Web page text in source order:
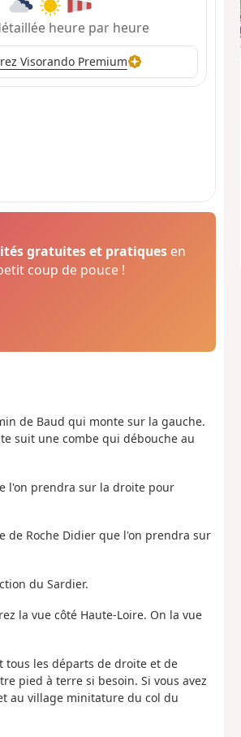
heure par heure
Visorando Premium
gratuites et pratiques en
coup de pouce !
de Baud qui monte sur la gauche.
suit une combe qui débouche au
l'on prendra sur la droite pour
de Roche Didier que l'on prendra sur
du Sardier.
la vue côté Haute-Loire. On la vue
tous les départs de droite et de
pied à terre si besoin. Si vous avez
au village minitature du col du